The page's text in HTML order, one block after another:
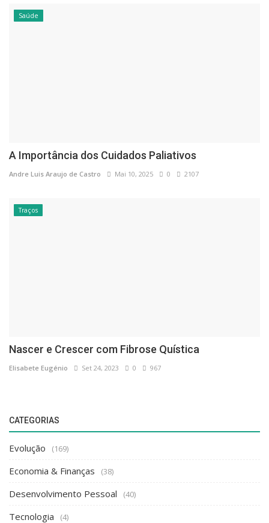
Saúde
A Importância dos Cuidados Paliativos
Andre Luis Araujo de Castro Mai 10, 2025 0 2107
Traços
Nascer e Crescer com Fibrose Quística
Elisabete Eugénio Set 24, 2023 0 967
CATEGORIAS
Evolução (169)
Economia & Finanças (38)
Desenvolvimento Pessoal (40)
Tecnologia (4)